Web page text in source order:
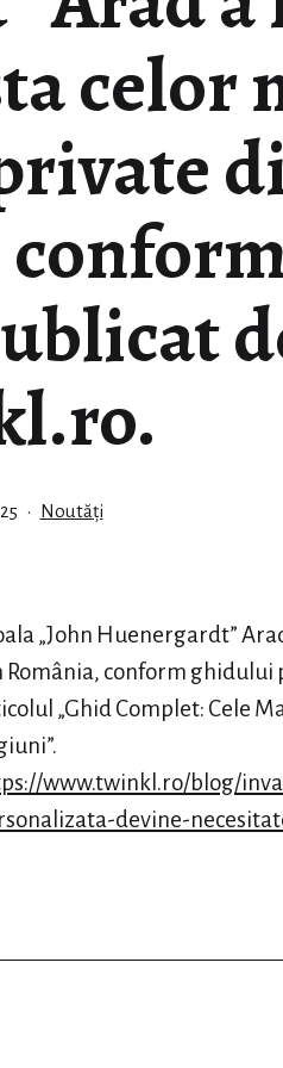
celor
Din
Noutăți
„John Huenergardt”
România, conform
„Ghid Complet: Cele
www.twinkl.ro/blog/
devine-